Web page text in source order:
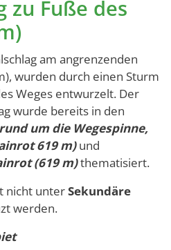
zu Fuße des
am angrenzenden
wurden durch einen Sturm
Weges entwurzelt. Der
wurde bereits in den
um die Wegespinne,
619 m)und
(619 m)thematisiert.
nicht unterSekundäre
werden.